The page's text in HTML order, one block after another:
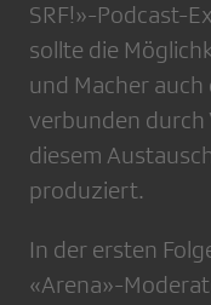
SRF!»-Podcast-
sollte die
und Macher
verbunden durch
diesem
produziert.
In der ersten
«Arena»-